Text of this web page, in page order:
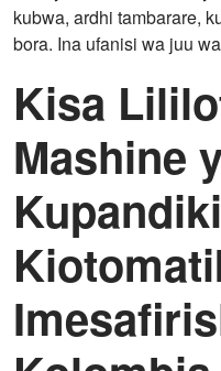
kubwa, ardhi tambarare,
bora. Ina ufanisi wa juu
Kisa
Mashine